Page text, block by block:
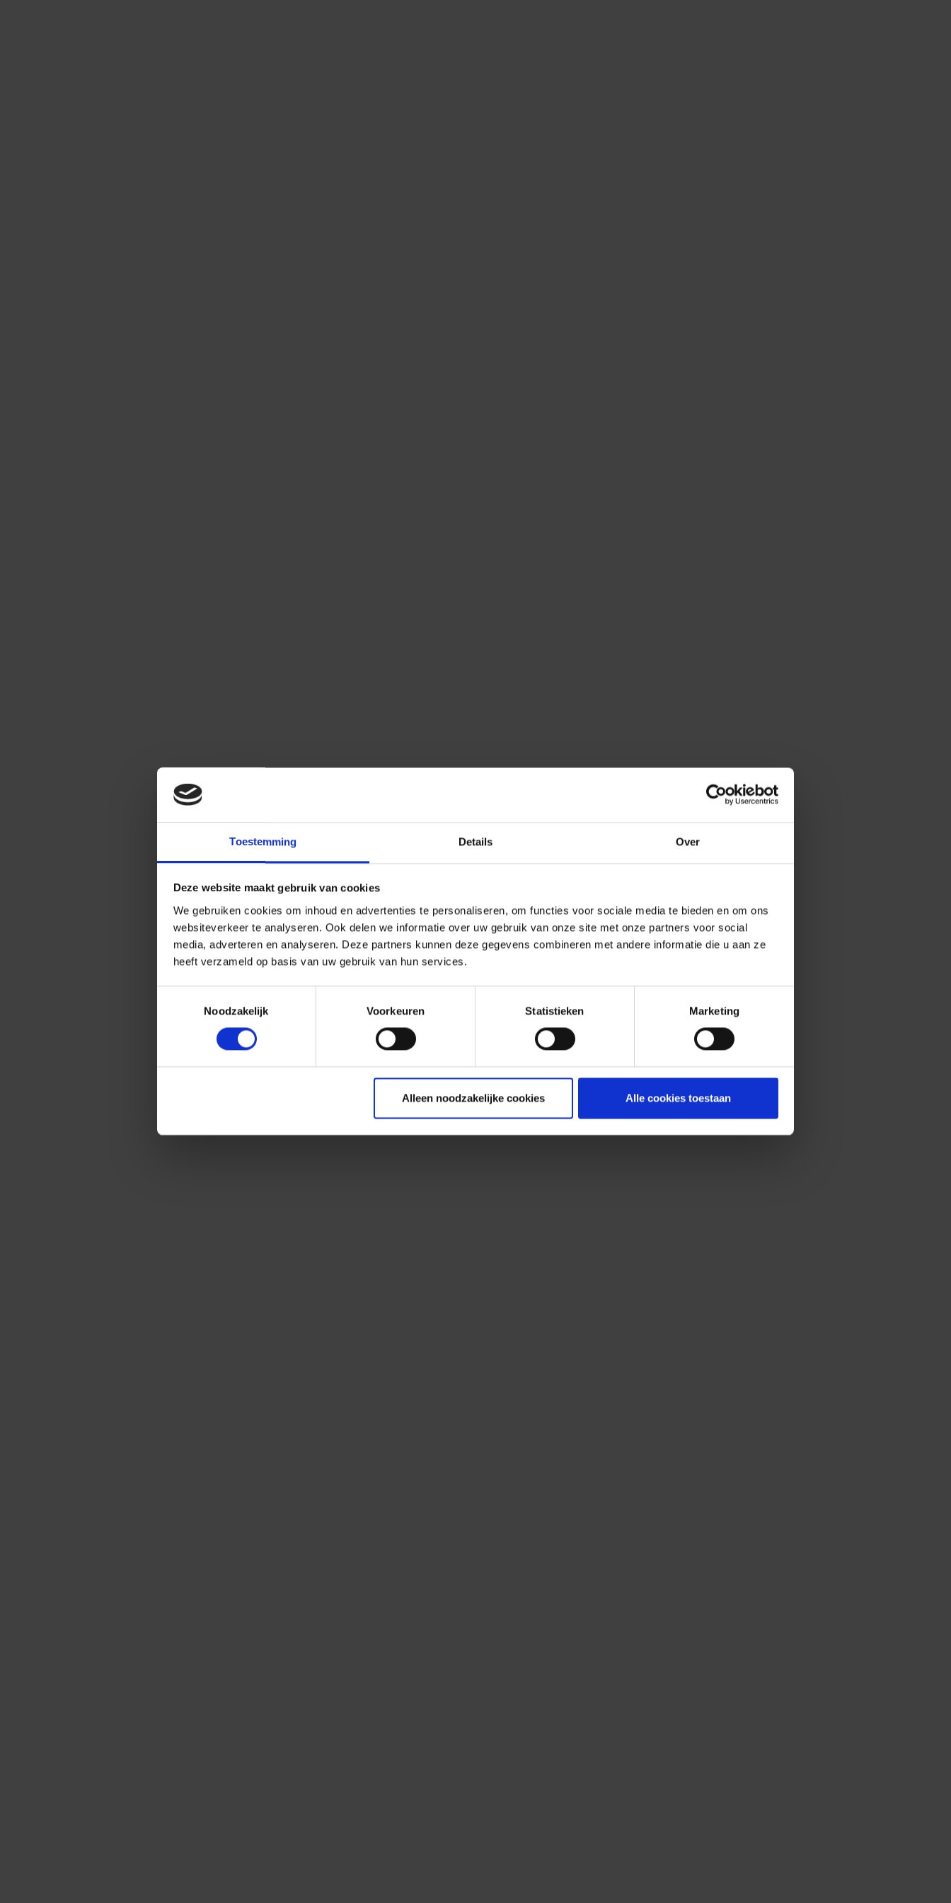
Toestemming Details Over
Deze website maakt gebruik van cookies
We gebruiken cookies om inhoud en advertenties te personaliseren, om functies voor sociale media te bieden en om ons
websiteverkeer te analyseren. Ook delen we informatie over uw gebruik van onze site met onze partners voor social
media, adverteren en analyseren. Deze partners kunnen deze gegevens combineren met andere informatie die u aan ze
heeft verzameld op basis van uw gebruik van hun services.
Noodzakelijk
Voorkeuren Statistieken Marketing
Alleen noodzakelijke cookies Alle cookies toestaan